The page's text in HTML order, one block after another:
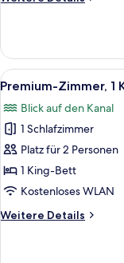
barrierefrei
1
Queen-
Bett,
Alle
Fotos
für
Premium-
Zimmer,
1 King-
Bett
View)
10
Premium-Zimmer, 1
Blick auf den Kanal
1 Schlafzimmer
Platz für 2 Personen
1 King-Bett
Kostenloses WLAN
Weitere Details
Weitere